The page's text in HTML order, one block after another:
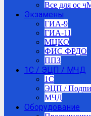
Все для ос
Экзамены
ГИА-9
ГИА-11
МЦКО
ФИС ФРДО
ППЗ
1С / ЭЦП / МЧД
1C
ЭЦП /
МЧД
Оборудование